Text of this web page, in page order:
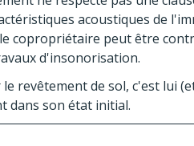
acoustiques de
copropriétaire peut être
d'insonorisation.
revêtement de sol, c'est lui
dans son état initial.